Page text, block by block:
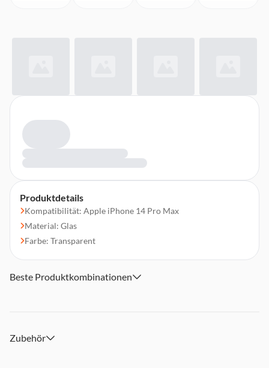
Produktdetails
Kompatibilität: Apple iPhone 14 Pro Max
Material: Glas
Farbe: Transparent
Beste Produktkombinationen
Zubehör